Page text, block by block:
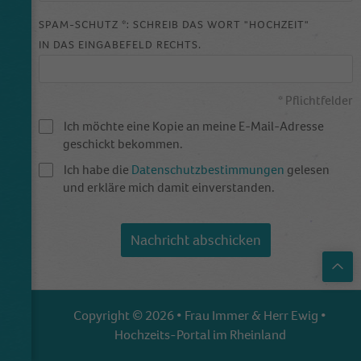
SPAM-SCHUTZ *: SCHREIB DAS WORT "HOCHZEIT"
IN DAS EINGABEFELD RECHTS.
* Pflichtfelder
Ich möchte eine Kopie an meine E-Mail-Adresse
geschickt bekommen.
Ich habe die Datenschutzbestimmungen gelesen
und erkläre mich damit einverstanden.
Nachricht abschicken
Top
Copyright © 2026 • Frau Immer & Herr Ewig •
Hochzeits-Portal im Rheinland